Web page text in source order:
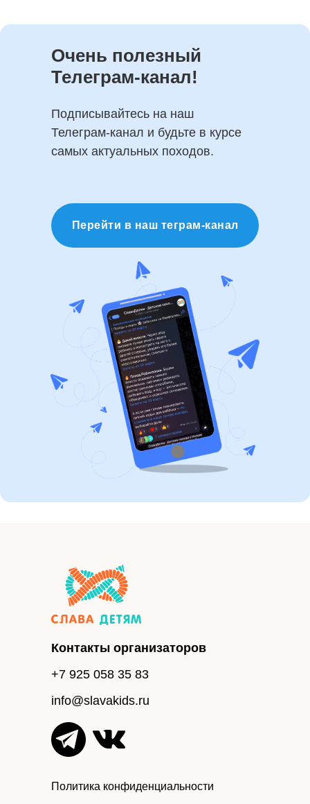
Очень полезный
Телеграм-канал!
Подписывайтесь на наш
Телеграм-канал и будьте в курсе
самых актуальных походов.
Перейти в наш теграм-канал
info@slavakids.ru
Контакты организаторов
+7 925 058 35 83
Политика конфиденциальности